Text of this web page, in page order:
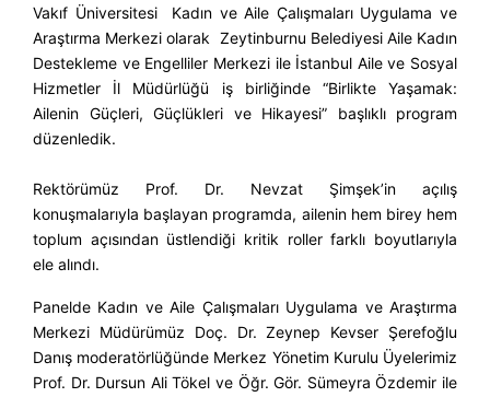
Vakıf Üniversitesi Kadın ve Aile Çalışmaları Uygulama ve
Araştırma Merkezi olarak Zeytinburnu Belediyesi Aile Kadın
Destekleme ve Engelliler Merkezi ile İstanbul Aile ve Sosyal
Hizmetler İl Müdürlüğü iş birliğinde “Birlikte Yaşamak:
Ailenin Güçleri, Güçlükleri ve Hikayesi” başlıklı program
düzenledik.
Rektörümüz Prof. Dr. Nevzat Şimşek’in açılış
konuşmalarıyla başlayan programda, ailenin hem birey hem
toplum açısından üstlendiği kritik roller farklı boyutlarıyla
ele alındı.
Panelde Kadın ve Aile Çalışmaları Uygulama ve Araştırma
Merkezi Müdürümüz Doç. Dr. Zeynep Kevser Şerefoğlu
Danış moderatörlüğünde Merkez Yönetim Kurulu Üyelerimiz
Prof. Dr. Dursun Ali Tökel ve Öğr. Gör. Sümeyra Özdemir ile